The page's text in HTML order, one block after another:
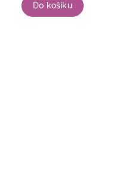
Do košíku